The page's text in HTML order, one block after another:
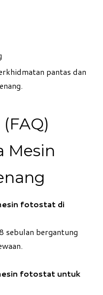
pantas dan
Mesin
fotostat di
sebulan bergantung
fotostat untuk